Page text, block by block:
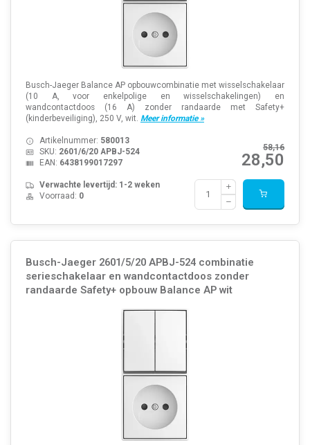
Busch-Jaeger Balance AP opbouwcombinatie met wisselschakelaar
(10 A, voor enkelpolige en wisselschakelingen) en
wandcontactdoos (16 A) zonder randaarde met Safety+
(kinderbeveiliging), 250 V, wit. Meer informatie »
58,16
28,50
Artikelnummer: 580013
SKU: 2601/6/20 APBJ-524
EAN: 6438199017297
Verwachte levertijd: 1-2 weken
Voorraad: 0
Busch-Jaeger 2601/5/20 APBJ-524 combinatie
serieschakelaar en wandcontactdoos zonder
randaarde Safety+ opbouw Balance AP wit